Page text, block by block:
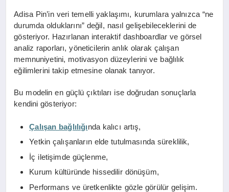
Adisa Pin’in veri temelli yaklaşımı, kurumlara yalnızca “ne
durumda olduklarını” değil, nasıl gelişebileceklerini de
gösteriyor. Hazırlanan interaktif dashboardlar ve görsel
analiz raporları, yöneticilerin anlık olarak çalışan
memnuniyetini, motivasyon düzeylerini ve bağlılık
eğilimlerini takip etmesine olanak tanıyor.
Bu modelin en güçlü çıktıları ise doğrudan sonuçlarla
kendini gösteriyor:
Çalışan bağlılığında kalıcı artış,
Yetkin çalışanların elde tutulmasında süreklilik,
İç iletişimde güçlenme,
Kurum kültüründe hissedilir dönüşüm,
Performans ve üretkenlikte gözle görülür gelişim.